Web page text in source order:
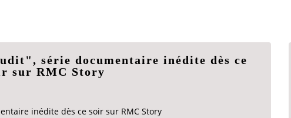
série documentaire inédite dès ce
sur RMC Story
inédite dès ce soir sur RMC Story